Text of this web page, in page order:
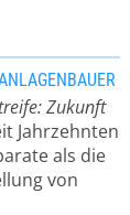
ebenso
Ölen
gilt.
ist
Zukunft
Jahrzehnten
als die
von